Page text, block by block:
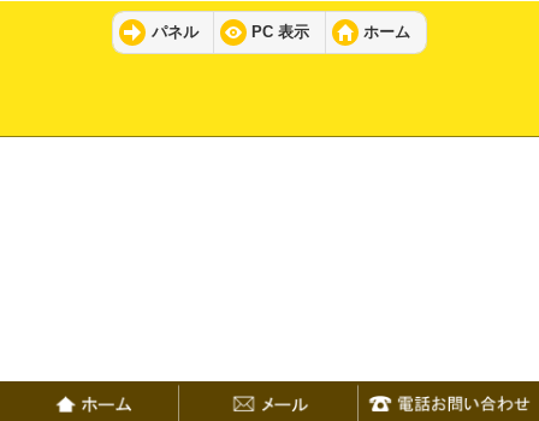
パネル PC 表示 ホーム